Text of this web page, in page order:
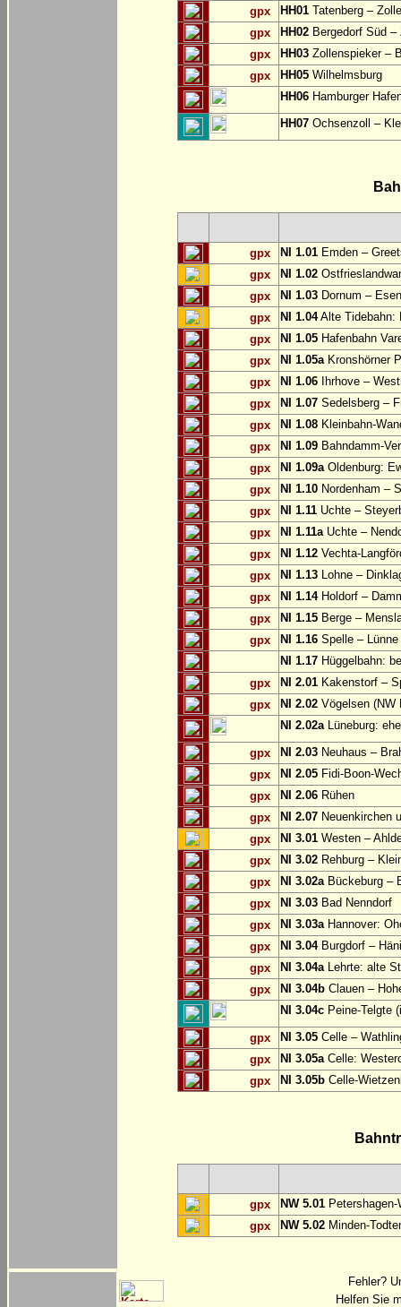
gpx HH01 Tatenberg –
gpx
HH02 Bergedorf Süd
gpx
HH03 Zollenspieker –
gpx
HH05 Wilhelmsburg
HH06 Hamburger
HH07 Ochsenzoll –
gpx NI 1.01 Emden –
gpx
NI 1.02
gpx
NI 1.03 Dornum –
gpx
NI 1.04Alte Tidebahn:
gpx
NI 1.05 Hafenbahn
gpx
NI 1.05aKronshörner
gpx
NI 1.06 Ihrhove –
gpx
NI 1.07 Sedelsberg –
gpx
NI 1.08 Kleinbahn-
gpx
NI 1.09 Bahndamm-
gpx
NI 1.09aOldenburg:
gpx
NI 1.10 Nordenham –
gpx
NI 1.11 Uchte –
gpx
NI 1.11aUchte –
gpx
NI 1.12 Vechta-
gpx
NI 1.13 Lohne –
gpx
NI 1.14Holdorf –
gpx
NI 1.15 Berge –
gpx
NI 1.16 Spelle – Lünne
NI 1.17 Hüggelbahn:
gpx
NI 2.01 Kakenstorf –
gpx
NI 2.02 Vögelsen (NW
NI 2.02aLüneburg:
gpx NI 2.03 Neuhaus –
gpx
NI 2.05 Fidi-Boon-
gpx
NI 2.06 Rühen
gpx
NI 2.07 Neuenkirchen
gpx
NI 3.01 Westen –
gpx
NI 3.02 Rehburg –
gpx
NI 3.02aBückeburg –
gpx
NI 3.03 Bad Nenndorf
gpx
NI 3.03aHannover:
gpx
NI 3.04Burgdorf –
gpx
NI 3.04aLehrte: alte
gpx
NI 3.04b Clauen –
NI 3.04c Peine-Telgte
gpx NI 3.05 Celle –
gpx
NI 3.05aCelle:
gpx
NI 3.05b Celle-
gpx NW 5.01
gpx
NW 5.02 Minden-
Fehler?
Helfen Sie